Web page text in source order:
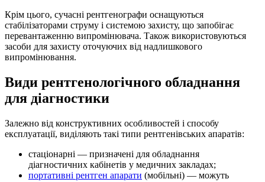
Крім цього, сучасні рентгенографи оснащуються
стабілізаторами струму і системою захисту, що запобігає
перевантаженню випромінювача. Також використовуються
засоби для захисту оточуючих від надлишкового
випромінювання.
Види рентгенологічного обладнання
для діагностики
Залежно від конструктивних особливостей і способу
експлуатації, виділяють такі типи рентгенівських апаратів:
стаціонарні — призначені для обладнання
діагностичних кабінетів у медичних закладах;
портативні рентген апарати (мобільні) — можуть